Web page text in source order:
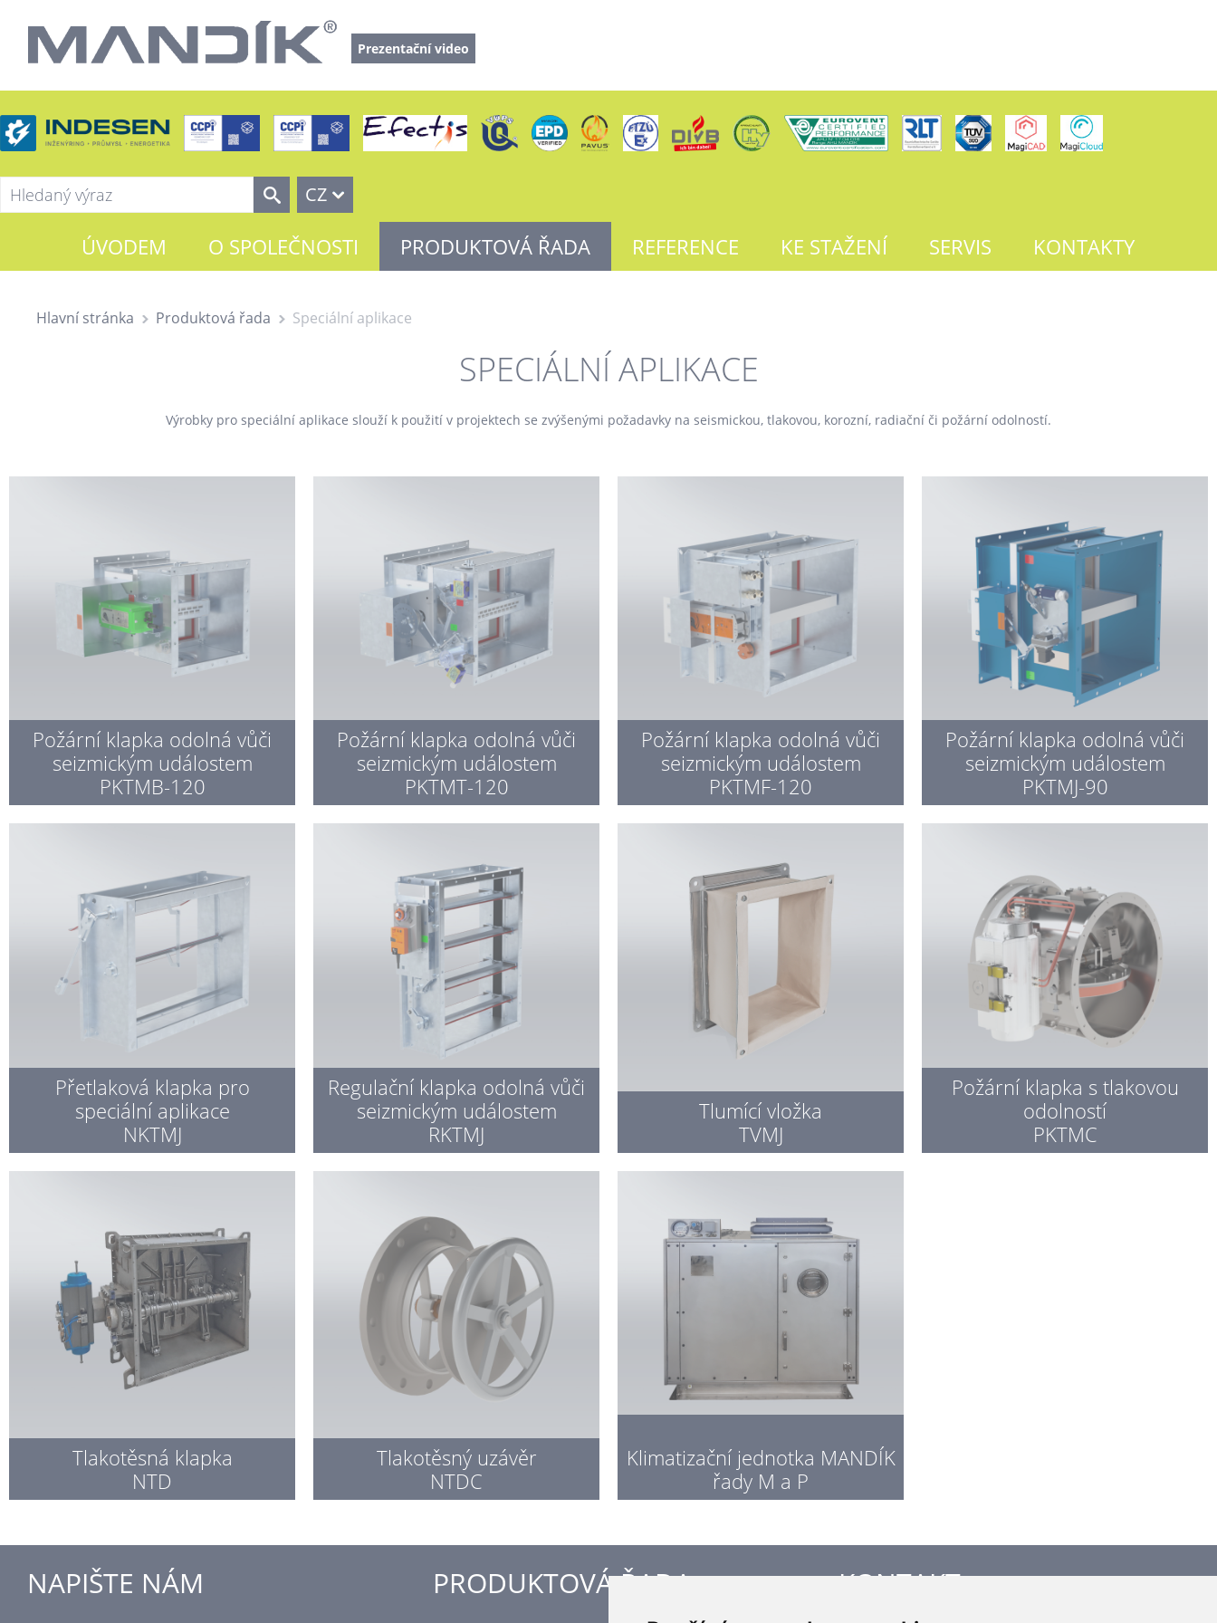
Prezentační video
CZ
ÚVODEM O SPOLEČNOSTI PRODUKTOVÁ ŘADA REFERENCE KE STAŽENÍ SERVIS KONTAKTY
Hlavní stránka Produktová řada Speciální aplikace
SPECIÁLNÍ APLIKACE
Výrobky pro speciální aplikace slouží k použití v projektech se zvýšenými požadavky na seismickou, tlakovou, korozní, radiační či požární odolností.
Požární klapka odolná vůči
seizmickým událostem
PKTMB-120
Požární klapka odolná vůči
seizmickým událostem
PKTMT-120
Požární klapka odolná vůči
seizmickým událostem
PKTMF-120
Požární klapka odolná vůči
seizmickým událostem
PKTMJ-90
Přetlaková klapka pro
speciální aplikace
NKTMJ
Regulační klapka odolná vůči
seizmickým událostem
RKTMJ
Tlumící vložka
TVMJ
Požární klapka s tlakovou
odolností
PKTMC
Tlakotěsná klapka
NTD
Tlakotěsný uzávěr
NTDC
Klimatizační jednotka MANDÍK
řady M a P
NAPIŠTE NÁM PRODUKTOVÁ ŘADA KONTAKT